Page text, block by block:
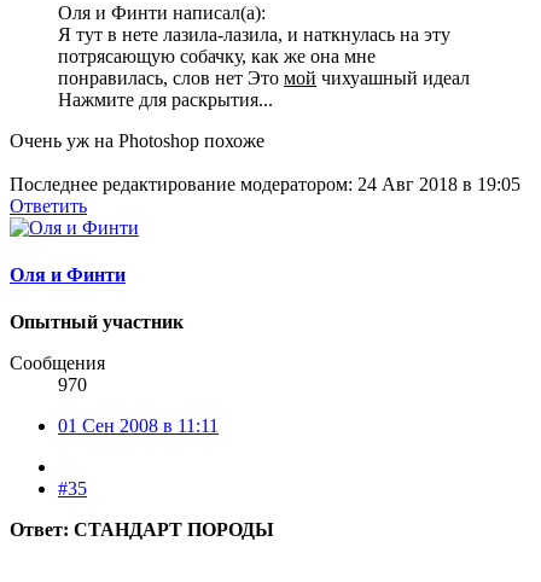
Оля и Финти написал(а):
Я тут в нете лазила-лазила, и наткнулась на эту
потрясающую собачку, как же она мне
понравилась, слов нет Это мой чихуашный идеал
Нажмите для раскрытия...
Очень уж на Photoshop похоже
Последнее редактирование модератором: 24 Авг 2018 в 19:05
Ответить
Оля и Финти
Опытный участник
Сообщения
970
01 Сен 2008 в 11:11
#35
Ответ: СТАНДАРТ ПОРОДЫ